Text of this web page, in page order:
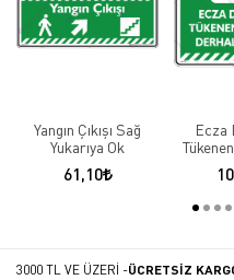
Yangın Çıkışı Sağ
Yukarıya Ok
61,10
Ecza
3000 TL VE ÜZERİ -ÜCRETSİZ